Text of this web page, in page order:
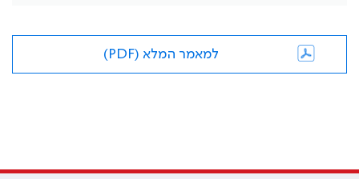
למאמר המלא (PDF)